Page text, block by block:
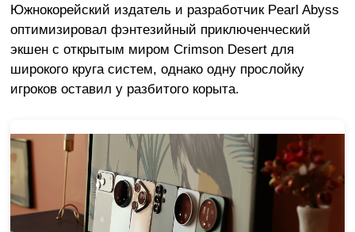
Южнокорейский издатель и разработчик Pearl Abyss
оптимизировал фэнтезийный приключенческий
экшен с открытым миром Crimson Desert для
широкого круга систем, однако одну прослойку
игроков оставил у разбитого корыта.